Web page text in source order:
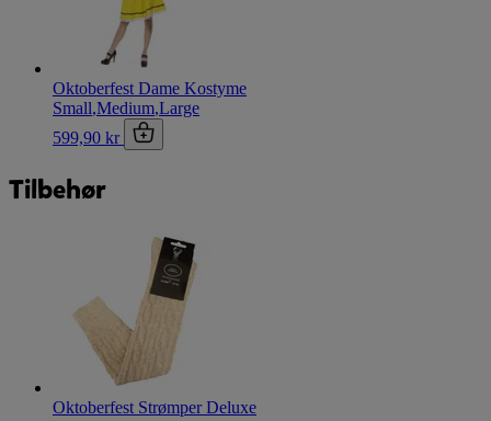
Oktoberfest Dame Kostyme
Small,Medium,Large
599,90 kr
Tilbehør
Oktoberfest Strømper Deluxe